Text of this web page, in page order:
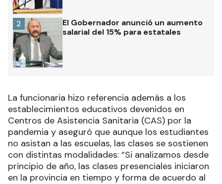
El Gobernador anunció un aumento
salarial del 15% para estatales
2
La funcionaria hizo referencia además a los
establecimientos educativos devenidos en
Centros de Asistencia Sanitaria (CAS) por la
pandemia y aseguró que aunque los estudiantes
no asistan a las escuelas, las clases se sostienen
con distintas modalidades: “Si analizamos desde
principio de año, las clases presenciales iniciaron
en la provincia en tiempo y forma de acuerdo al